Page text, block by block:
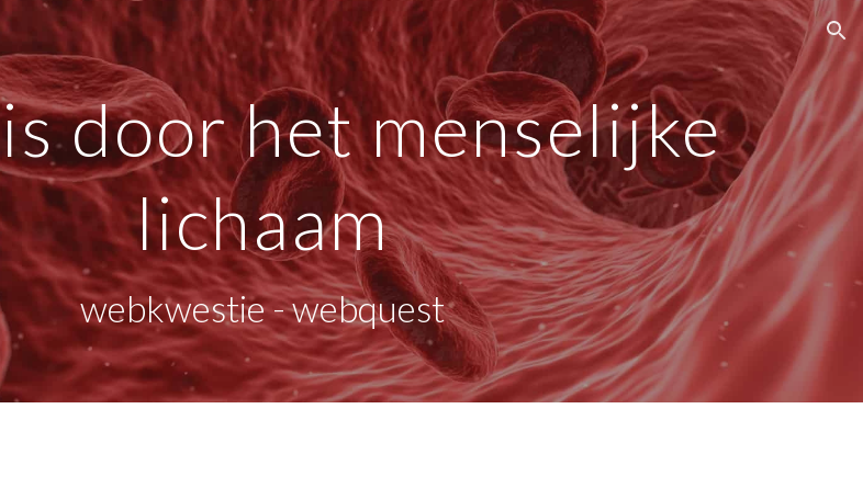
Skip to navigation
door het menselijke
lichaam
webkwestie - webquest